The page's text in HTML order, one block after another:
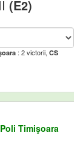
(E2)
: 2 victorii, CS
Timişoara